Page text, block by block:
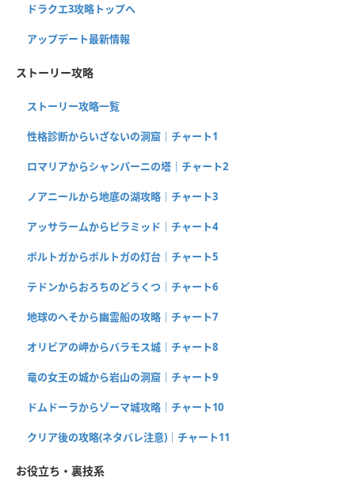
ドラクエ3攻略トップへ
アップデート最新情報
ストーリー攻略
ストーリー攻略一覧
性格診断からいざないの洞窟｜チャート1
ロマリアからシャンパーニの塔｜チャート2
ノアニールから地底の湖攻略｜チャート3
アッサラームからピラミッド｜チャート4
ポルトガからポルトガの灯台｜チャート5
テドンからおろちのどうくつ｜チャート6
地球のへそから幽霊船の攻略｜チャート7
オリビアの岬からバラモス城｜チャート8
竜の女王の城から岩山の洞窟｜チャート9
ドムドーラからゾーマ城攻略｜チャート10
クリア後の攻略(ネタバレ注意)｜チャート11
お役立ち・裏技系